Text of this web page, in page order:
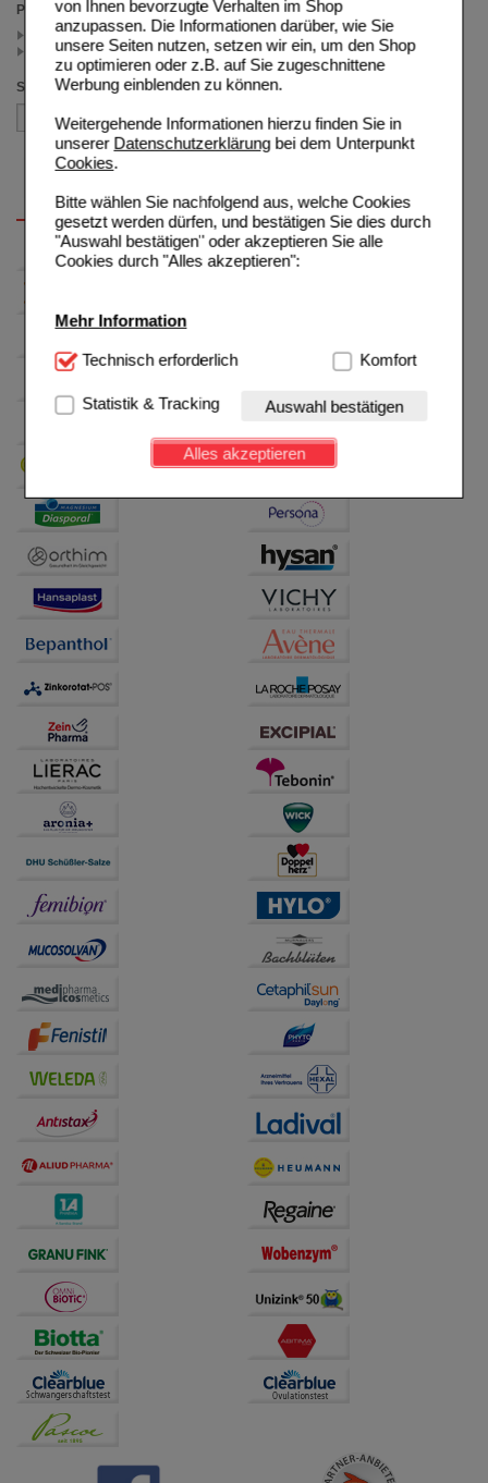
von Ihnen bevorzugte Verhalten im Shop
anzupassen. Die Informationen darüber, wie Sie
unsere Seiten nutzen, setzen wir ein, um den Shop
zu optimieren oder z.B. auf Sie zugeschnittene
Werbung einblenden zu können.
Weitergehende Informationen hierzu finden Sie in
unserer Datenschutzerklärungbei dem Unterpunkt
Cookies.
Bitte wählen Sie nachfolgend aus, welche Cookies
gesetzt werden dürfen, und bestätigen Sie dies durch
"Auswahl bestätigen" oder akzeptieren Sie alle
Cookies durch "Alles akzeptieren":
Mehr Information
Technisch Notwendig:Hierbei handelt es sich um
Website notwendig sind (z.B. Navigation, Warenkorb,
Kundenkonto), weshalb auf diese nicht verzichtet
werden kann.
Einkaufserlebnis noch ansprechender zu gestalten,
beispielsweise für die Wiedererkennung des
Verhaltensweisen (z.B. Spracheinstellung)
anzupassen. Komfort-Cookies ermöglichen es uns
auch auf Ihre Bedürfnisse zugeschrittene Inhalte
anzuzeigen und unser Partnerprogramm zu
betreiben.
Hierüber lassen sich
Informationen über die Art und Weise der Nutzung
Website weiter für Sie optimieren können, den Inhalt
Drittseiten möglichst relevant für Sie zu gestalten.
Bitte beachten Sie, dass Daten hierfür teilweise an
Dritte wie z.B. Google oder soziale Medien
übertragen werden.
Technisch erforderlich Komfort
Statistik & Tracking Auswahl bestätigen
Alles akzeptieren
Preis
< 5.00 (1)
>= 5.00 (1)
Sortieren nach